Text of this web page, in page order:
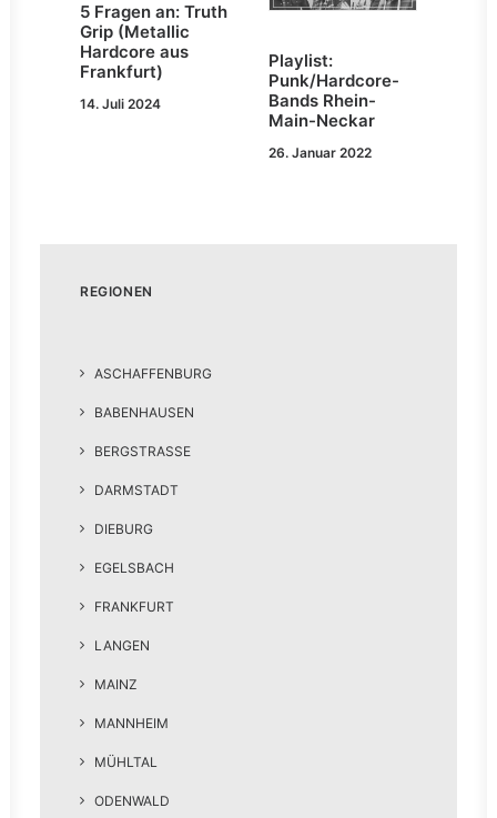
5 Fragen an: Truth
Grip (Metallic
Hardcore aus
Frankfurt)
14. Juli 2024
Playlist:
Punk/Hardcore-
Bands Rhein-
Main-Neckar
26. Januar 2022
REGIONEN
ASCHAFFENBURG
BABENHAUSEN
BERGSTRASSE
DARMSTADT
DIEBURG
EGELSBACH
FRANKFURT
LANGEN
MAINZ
MANNHEIM
MÜHLTAL
ODENWALD